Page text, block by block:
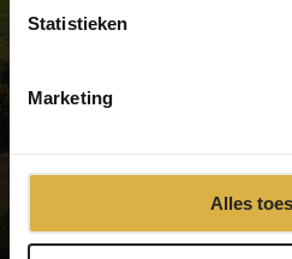
Statistieken
Marketing
Alles
We zijn niet zoals de
modellen en hebben
onze showroom en